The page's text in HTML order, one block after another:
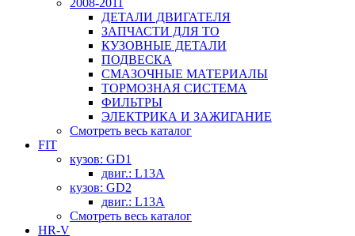
2008-2011
ДЕТАЛИ ДВИГАТЕЛЯ
ЗАПЧАСТИ ДЛЯ ТО
КУЗОВНЫЕ ДЕТАЛИ
ПОДВЕСКА
СМАЗОЧНЫЕ МАТЕРИАЛЫ
ТОРМОЗНАЯ СИСТЕМА
ФИЛЬТРЫ
ЭЛЕКТРИКА И ЗАЖИГАНИЕ
Смотреть весь каталог
FIT
кузов: GD1
двиг.: L13A
кузов: GD2
двиг.: L13A
Смотреть весь каталог
HR-V